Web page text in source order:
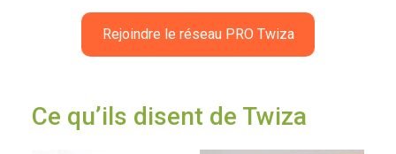
Rejoindre le réseau PRO Twiza
Ce qu’ils disent de Twiza